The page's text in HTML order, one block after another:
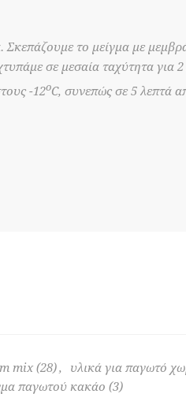
Σκεπάζουμε το μείγμα με
σε μεσαία ταχύτητα για 2
-12οC, συνεπώς σε 5 λεπτά
mix (28), υλικά για παγωτό
παγωτού κακάο (3)